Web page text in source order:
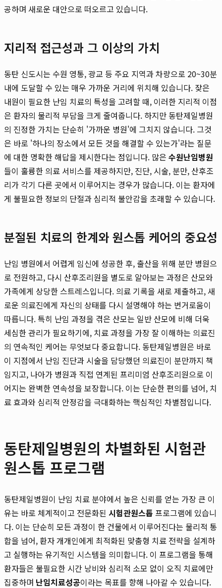
공하며 새로운 대안으로 떠오르고 있습니다.
지리적 접근성과 그 이상의 가치
동탄 신도시는 수원 영통, 광교 등 주요 지역과 차량으로 20~30분
내에 도달할 수 있는 매우 가까운 거리에 위치해 있습니다. 잦은
내원이 필요한 난임 치료의 특성을 고려할 때, 이러한 지리적 이점
은 환자의 물리적 부담을 크게 줄여줍니다. 하지만 동탄제일병원
의 진정한 가치는 단순히 '가까운 병원'에 그치지 않습니다. 그것
은 바로 '하나의 장소에서 모든 것을 해결할 수 있는가'라는 질문
에 대한 명확한 해답을 제시한다는 점입니다. 많은 수원난임병원
들이 훌륭한 의료 서비스를 제공하지만, 진단, 시술, 분만, 산후조
리가 각기 다른 곳에서 이루어지는 경우가 많습니다. 이는 환자에
게 불필요한 정보의 단절과 심리적 불안감을 초래할 수 있습니다.
분절된 치료의 한계와 원스톱 케어의 중요성
난임 병원에서 어렵게 임신에 성공한 후, 출산을 위해 분만 병원으
로 전원하고, 다시 산후조리원을 별도로 알아보는 과정은 산모와
가족에게 상당한 스트레스입니다. 의료 기록을 새로 제출하고, 새
로운 의료진에게 자신의 상태를 다시 설명해야 하는 번거로움이
따릅니다. 특히 난임 과정을 겪은 산모는 일반 산모에 비해 더욱
세심한 관리가 필요하기에, 치료 과정을 가장 잘 이해하는 의료진
의 연속적인 케어는 무엇보다 중요합니다. 동탄제일병원은 바로
이 지점에서 난임 진단과 시술을 담당했던 의료진이 분만까지 책
임지고, 나아가 병원과 직접 연계된 프리미엄 산후조리원으로 이
어지는 완벽한 연속성을 보장합니다. 이는 단순한 편의를 넘어, 치
료 효과와 심리적 안정감을 극대화하는 핵심적인 차별점입니다.
동탄제일병원의 차별화된 시험관
원스톱 프로그램
동탄제일병원이 난임 치료 분야에서 높은 신뢰를 얻는 가장 큰 이
유는 바로 체계적이고 전문화된 시험관원스톱 프로그램에 있습니
다. 이는 단순히 모든 과정이 한 건물에서 이루어진다는 물리적 통
합을 넘어, 환자 개개인에게 최적화된 맞춤형 치료 전략을 설계하
고 실행하는 유기적인 시스템을 의미합니다. 이 프로그램을 통해
환자들은 불필요한 시간 낭비와 심리적 소모 없이 오직 치료에만
집중하며 난임치료성공이라는 목표를 향해 나아갈 수 있습니다.